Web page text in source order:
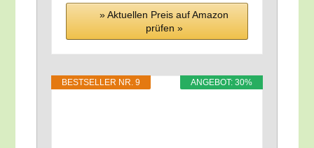
» Aktu­el­len Preis auf Ama­zon
prü­fen »
ANGE­BOT: 30%
BEST­SEL­LER NR. 9